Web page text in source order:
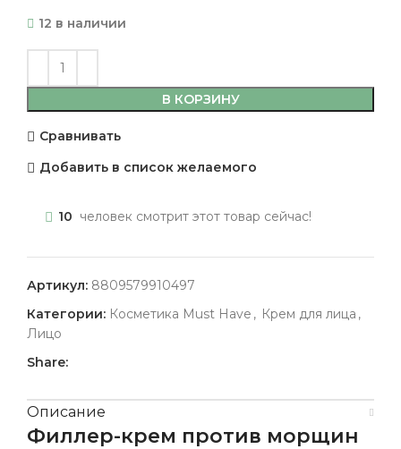
12 в наличии
В КОРЗИНУ
Сравнивать
Добавить в список желаемого
10 человек смотрит этот товар сейчас!
Артикул: 8809579910497
Категории: Косметика Must Have , Крем для лица ,
Лицо
Share:
Описание
Филлер-крем против морщин